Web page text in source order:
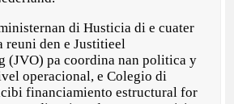
di Husticia di e cuater
reuni den e Justitieel
(JVO) pa coordina nan politica y
operacional, e Colegio di
financiamiento estructural for